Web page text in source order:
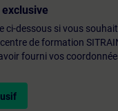
ci-dessous si vous
de formation
fourni vos